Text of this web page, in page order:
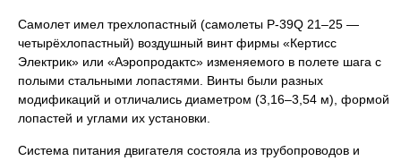
Самолет имел трехлопастный (самолеты Р-39Q 21–25 —
четырёхлопастный) воздушный винт фирмы «Кертисс
Электрик» или «Аэропродактс» изменяемого в полете шага с
полыми стальными лопастями. Винты были разных
модификаций и отличались диаметром (3,16–3,54 м), формой
лопастей и углами их установки.
Система питания двигателя состояла из трубопроводов и